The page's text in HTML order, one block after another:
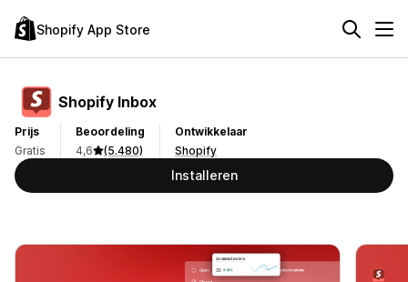
Shopify App Store
Shopify Inbox
Prijs
Gratis
Beoordeling
4,6
(5.480)
Ontwikkelaar
Shopify
Installeren